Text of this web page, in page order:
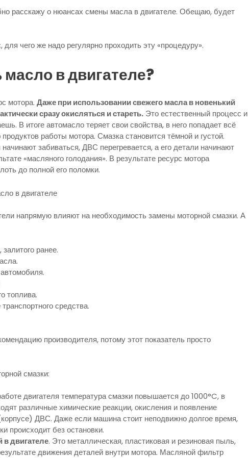
расскажу о нюансах смены масла в двигателе. Обещаю, будет
чего же надо регулярно проходить эту «процедуру».
в двигателе?
мотора. Даже при использовании свежего масла в новенький
сразу окисляться и стареть. Это естественный процесс и
В итоге автомасло теряет свои свойства, в него попадает всё
работы мотора. Смазка становится тёмной и густой.
забиваться, ДВС перегревается, а его детали начинают
«масляного голодания». В результате ресурс мотора
до полной его поломки.
напрямую влияют на необходимость замены моторной смазки. А
ранее.
топлива.
средства.
производителя, потому этот показатель просто
смазки:
двигателя температура смазки повышается до 1000°C, в
различные химические реакции, окисления и появление
ДВС. Даже если машина стоит неподвижно долгое время,
происходит без остановки.
двигателе. Это металлическая, пластиковая и резиновая пыль,
движения деталей внутри мотора. Масляной фильтр